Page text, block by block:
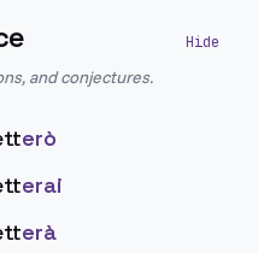
and conjectures.
erò
erai
erà